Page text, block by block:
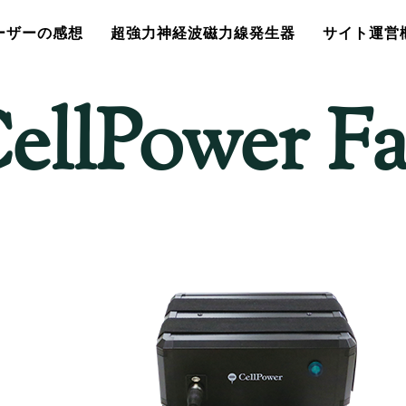
ザーの感想 超強力神経波磁力線発生器 サイト運営